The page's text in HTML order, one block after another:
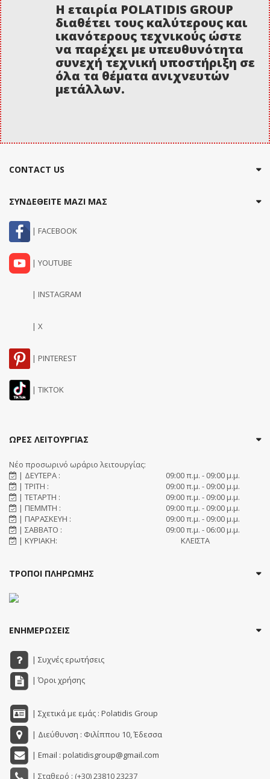
Η εταιρία POLATIDIS GROUP
διαθέτει τους καλύτερους και
ικανότερους τεχνικούς ώστε
να παρέχει με υπευθυνότητα
συνεχή τεχνική υποστήριξη σε
όλα τα θέματα ανιχνευτών
μετάλλων.
CONTACT US
ΣΥΝΔΕΘΕΙΤΕ ΜΑΖΙ ΜΑΣ
| FACEBOOK
| YOUTUBE
| INSTAGRAM
| X
| PINTEREST
| TIKTOK
ΩΡΕΣ ΛΕΙΤΟΥΡΓΙΑΣ
Νέο προσωρινό ωράριο λειτουργίας:
| ΔΕΥΤΕΡΑ :
09:00 π.μ. - 09:00 μ.μ.
| ΤΡΙΤΗ :
09:00 π.μ. - 09:00 μ.μ.
| ΤΕΤΑΡΤΗ :
09:00 π.μ. - 09:00 μ.μ.
| ΠΕΜΜΤΗ :
09:00 π.μ. - 09:00 μ.μ.
| ΠΑΡΑΣΚΕΥΗ :
09:00 π.μ. - 09:00 μ.μ.
| ΣΑΒΒΑΤΟ :
09:00 π.μ. - 06:00 μ.μ.
| ΚΥΡΙΑΚΗ:
ΚΛΕΙΣΤΑ
ΤΡΟΠΟΙ ΠΛΗΡΩΜΗΣ
ΕΝΗΜΕΡΩΣΕΙΣ
| Συχνές ερωτήσεις
| Όροι χρήσης
| Σχετικά με εμάς : Polatidis Group
| Διεύθυνση : Φιλίππου 10, Έδεσσα
| Email : polatidisgroup@gmail.com
| Σταθερό : (+30) 23810 23237